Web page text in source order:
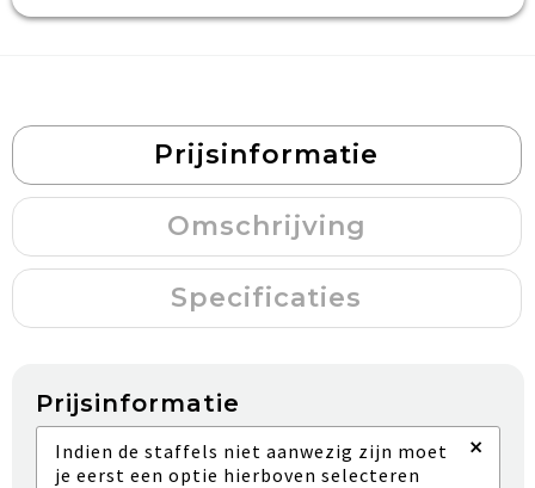
Prijsinformatie
Omschrijving
Specificaties
Prijsinformatie
Indien de staffels niet aanwezig zijn moet
je eerst een optie hierboven selecteren
×